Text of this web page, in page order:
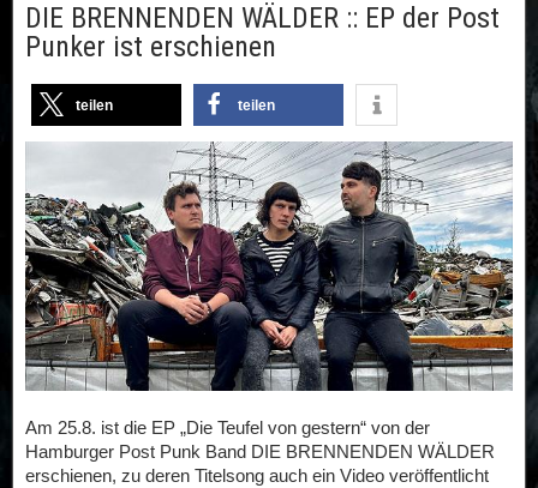
DIE BRENNENDEN WÄLDER :: EP der Post
Punker ist erschienen
teilen teilen
Am 25.8. ist die EP „Die Teufel von gestern“ von der
Hamburger Post Punk Band DIE BRENNENDEN WÄLDER
erschienen, zu deren Titelsong auch ein Video veröffentlicht